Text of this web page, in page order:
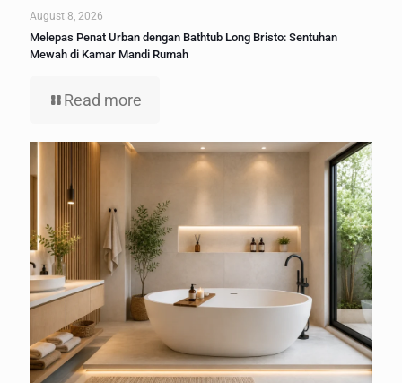
August 8, 2026
Melepas Penat Urban dengan Bathtub Long Bristo: Sentuhan
Mewah di Kamar Mandi Rumah
Read more